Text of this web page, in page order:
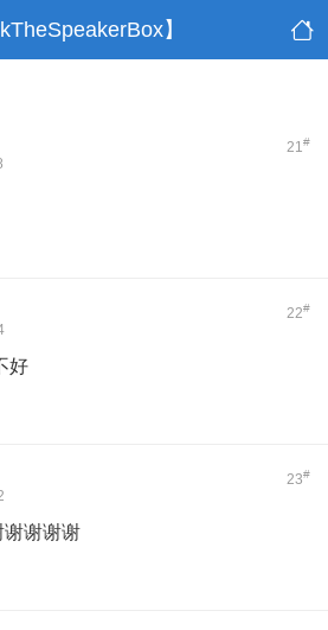
】
21#
22#
好
23#
谢谢谢谢